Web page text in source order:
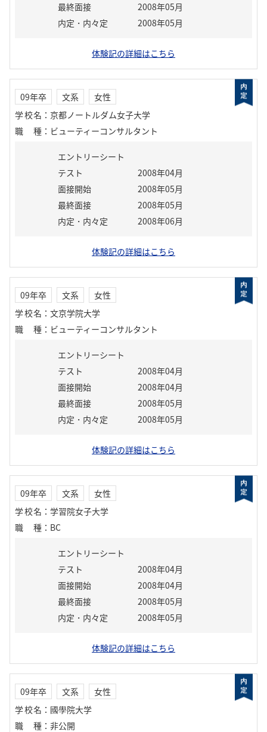
最終面接
2008年05月
内定・内々定
2008年05月
体験記の詳細はこちら
09年卒 文系
女性
学校名 ： 京都ノートルダム女子大学
職種 ： ビューティーコンサルタント
エントリーシート
テスト
2008年04月
面接開始
2008年05月
最終面接
2008年05月
内定・内々定
2008年06月
体験記の詳細はこちら
09年卒 文系
女性
学校名 ： 文京学院大学
職種 ： ビューティーコンサルタント
エントリーシート
テスト
2008年04月
面接開始
2008年04月
最終面接
2008年05月
内定・内々定
2008年05月
体験記の詳細はこちら
09年卒 文系
女性
学校名 ： 学習院女子大学
職種 ： BC
エントリーシート
テスト
2008年04月
面接開始
2008年04月
最終面接
2008年05月
内定・内々定
2008年05月
体験記の詳細はこちら
09年卒 文系
女性
学校名 ： 國學院大学
職種 ： 非公開